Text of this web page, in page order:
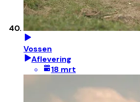
Vossen
Aflevering
18 mrt